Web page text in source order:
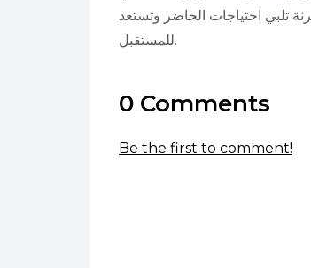
تلبي احتياجات الحاضر وتستعد
للمستقبل.
0 Comments
Be the first to comment!